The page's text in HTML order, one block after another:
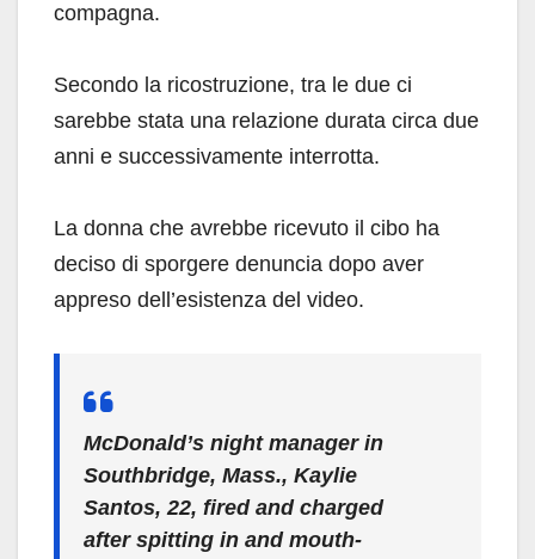
compagna.
Secondo la ricostruzione, tra le due ci
sarebbe stata una relazione durata circa due
anni e successivamente interrotta.
La donna che avrebbe ricevuto il cibo ha
deciso di sporgere denuncia dopo aver
appreso dell’esistenza del video.
McDonald’s night manager in
Southbridge, Mass., Kaylie
Santos, 22, fired and charged
after spitting in and mouth-